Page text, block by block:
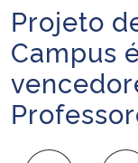
Ministério da Infraestrutura
Ministério da Agricultura,
Ministério da Educação
Ministério da Cidadania
Início do conteúdo
Projeto
Campus